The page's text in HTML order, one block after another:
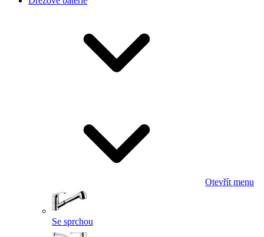
Otevřít menu
Se sprchou